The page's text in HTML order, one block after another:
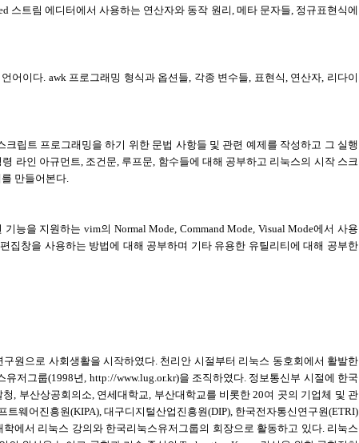
스트림 에디터에서 사용하는 연산자와 동작 원리, 메타 문자들, 정규표현식에
어이다. awk 프로그래밍 형식과 옵션들, 각종 변수들, 표현식, 연산자, 리다이
립트 프로그래밍을 하기 위한 문법 사항들 및 관련 예제를 작성하고 그 실행
라인 아규먼트, 조건문, 루프문, 함수들에 대해 공부하고 리눅스의 시작 스크
만들어본다.
능을 지원하는 vim의 Normal Mode, Command Mode, Visual Mode에서 사용
집창을 사용하는 방법에 대해 공부하며 기타 유용한 유틸리티에 대해 공부한
원으로 사회생활을 시작하였다. 천리안 시절부터 리눅스 동호회에서 활발한
저그룹(1998년, http://www.lug.or.kr)을 조직하였다. 정보통신부 시절에 한국
, 부산상공회의소, 연세대학교, 부산대학교를 비롯한 20여 곳의 기업체 및 관
웨어진흥원(KIPA), 대구디지털산업진흥원(DIP), 한국전자통신연구원(ETRI)
에서 리눅스 강의와 한국리눅스유저그룹의 회장으로 활동하고 있다. 리눅스